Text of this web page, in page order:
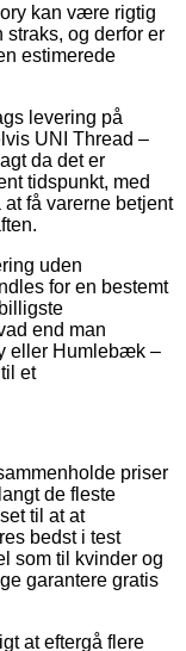
kan være rigtig
straks, og derfor er
estimerede
levering på
UNI Thread –
da det er
tidspunkt, med
få varerne betjent
uden
for en bestemt
end man
eller Humlebæk –
et
priser
de fleste
til at at
bedst i test
som til kvinder og
garantere gratis
at eftergå flere